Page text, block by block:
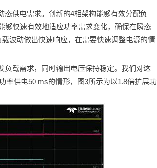
态供电需求。创新的4相架构能够有效分配负
够快速有效地适应功率需求变化，确保在瞬态
波动做出快速响应，在需要快速调整电源的情
负载需求，同时输出电压保持稳定。我们对这
率供电50 ms的情形，图3所示为以1.8倍扩展功